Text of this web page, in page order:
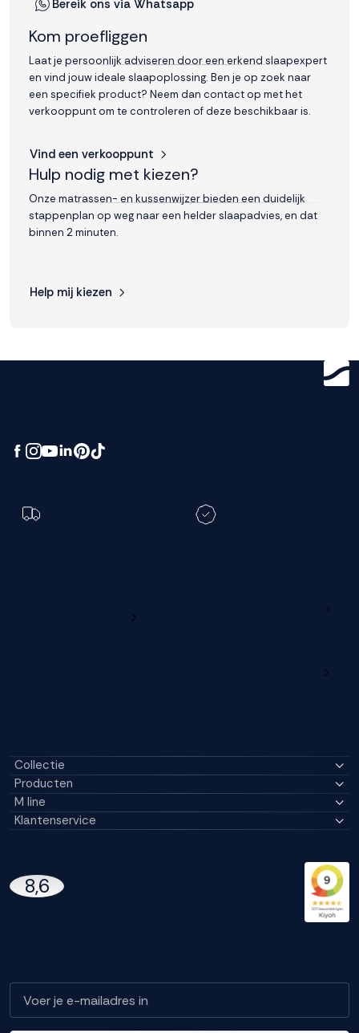
Bereik ons via Whatsapp
Kom proefliggen
Laat je persoonlijk adviseren door een erkend slaapexpert
en vind jouw ideale slaapoplossing. Ben je op zoek naar
een specifiek product? Neem dan contact op met het
verkooppunt om te controleren of deze beschikbaar is.
Vind een verkooppunt
Hulp nodig met kiezen?
Onze matrassen- en kussenwijzer bieden een duidelijk
stappenplan op weg naar een helder slaapadvies, en dat
binnen 2 minuten.
Help mij kiezen
Collectie
Producten
M line
Klantenservice
8,6